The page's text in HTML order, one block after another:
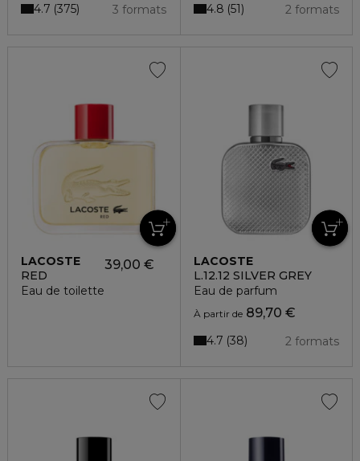
3 formats
4.7 375 2 formats
4.8 51
LACOSTE
RED
Eau de toilette
39,00 €
LACOSTE
L.12.12 SILVER GREY
Eau de parfum
À partir de89,70 €
2 formats
4.7 38